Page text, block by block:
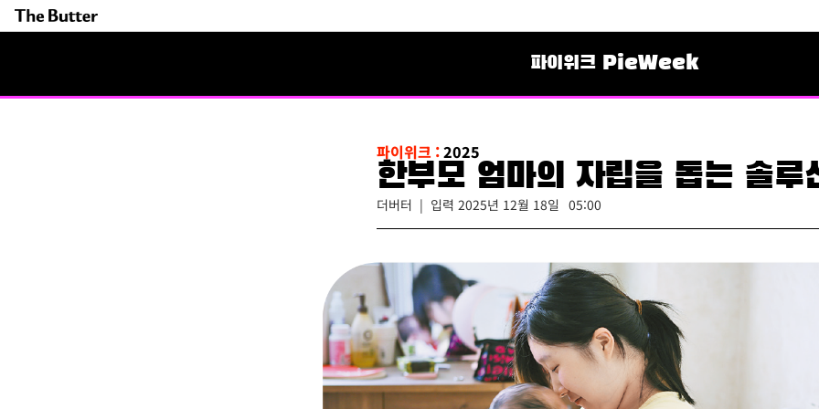
파이위크 PieWeek
파이위크 :2025
한부모 엄마의 자립을 돕는 솔루
더버터 | 입력 2025년 12월 18일 05:00